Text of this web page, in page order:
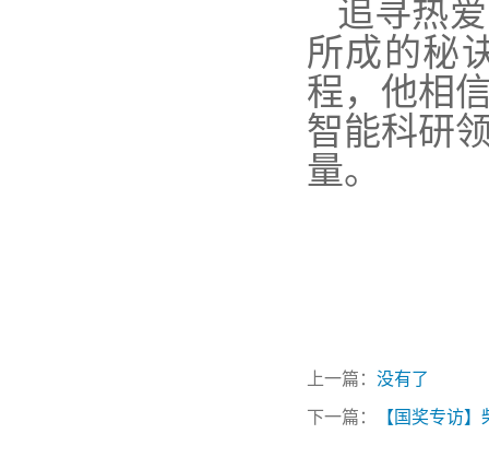
追寻热
所成的秘
程，他相
智能科研
量。
上一篇： 没有了
下一篇： 【国奖专访